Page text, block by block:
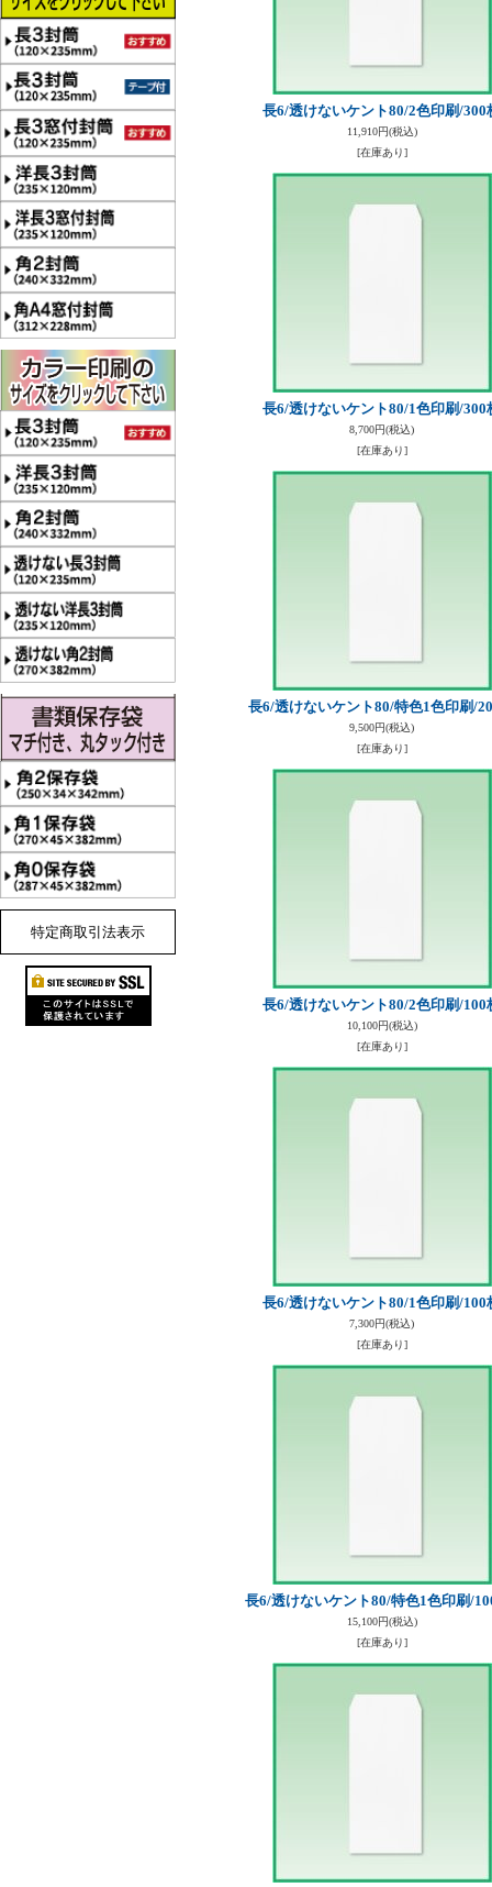
特定商取引法表示
長6/透けないケント80/2色印刷/300
11,910円(税込)
[在庫あり]
長6/透けないケント80/1色印刷/300
8,700円(税込)
[在庫あり]
長6/透けないケント80/特色1色印刷/
9,500円(税込)
[在庫あり]
長6/透けないケント80/2色印刷/100
10,100円(税込)
[在庫あり]
長6/透けないケント80/1色印刷/100
7,300円(税込)
[在庫あり]
長6/透けないケント80/特色1色印刷/
15,100円(税込)
[在庫あり]